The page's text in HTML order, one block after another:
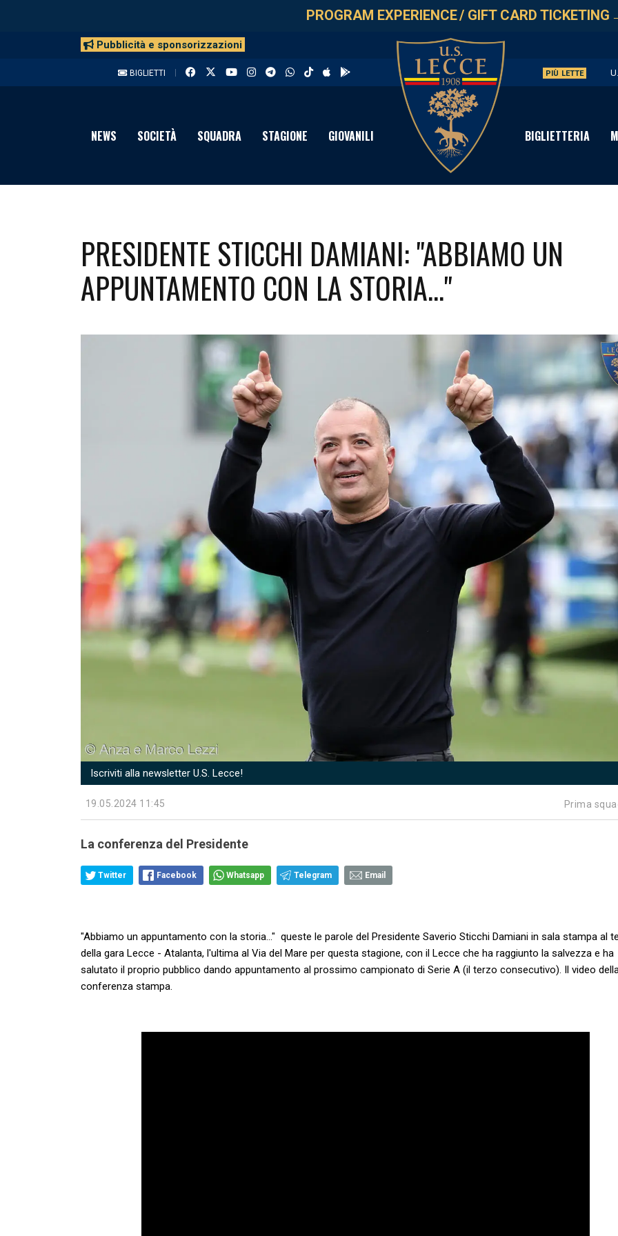
PROGRAM EXPERIENCE/ GIFT CARD TICKETING
Pubblicità e sponsorizzazioni
BIGLIETTI PIÙ LETTE
I
NEWS SOCIETÀ SQUADRA STAGIONE GIOVANILI BIGLIETTERIA
PRESIDENTE STICCHI DAMIANI: "ABBIAMO UN
APPUNTAMENTO CON LA STORIA..."
Iscriviti alla newsletter U.S. Lecce!
19.05.2024 11:45 Prima
La conferenza del Presidente
Twitter Facebook Whatsapp Telegram Email
"Abbiamo un appuntamento con la storia..." queste le parole del Presidente Saverio Sticchi Damiani in sala stampa al
della gara Lecce - Atalanta, l'ultima al Via del Mare per questa stagione, con il Lecce che ha raggiunto la salvezza e ha
salutato il proprio pubblico dando appuntamento al prossimo campionato di Serie A (il terzo consecutivo). Il video
conferenza stampa.